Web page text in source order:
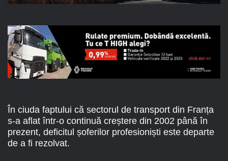
În ciuda faptului că sectorul de transport din Franța
s-a aflat într-o continuă creștere din 2002 până în
prezent, deficitul șoferilor profesioniști este departe
de a fi rezolvat.